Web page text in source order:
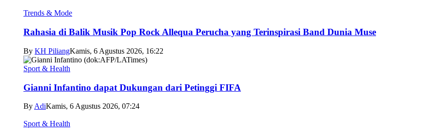
Trends & Mode
Rahasia di Balik Musik Pop Rock Allequa Perucha yang Terinspirasi Band Dunia Muse
By KH PiliangKamis, 6 Agustus 2026, 16:22
Sport & Health
Gianni Infantino dapat Dukungan dari Petinggi FIFA
By AdiKamis, 6 Agustus 2026, 07:24
Sport & Health